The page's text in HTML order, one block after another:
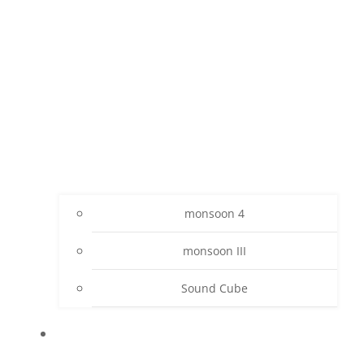
monsoon 4
monsoon III
Sound Cube